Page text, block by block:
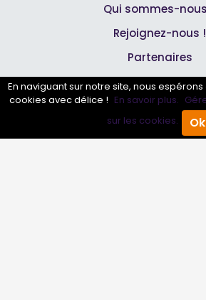
Annuaire Pro Agenda
Qui sommes-
Rejoignez-nous !
Partenaires
Annuaire pro
En naviguant sur notre site, nous
cookies avec délice ! En savoir plus.
sur les cookies.
Ok